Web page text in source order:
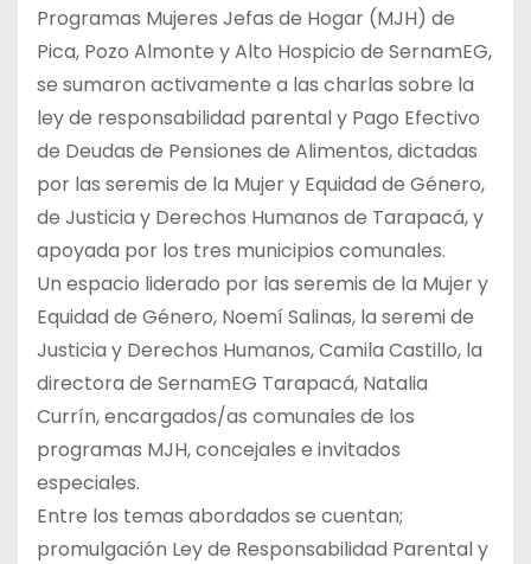
Programas Mujeres Jefas de Hogar (MJH) de
Pica, Pozo Almonte y Alto Hospicio de SernamEG,
se sumaron activamente a las charlas sobre la
ley de responsabilidad parental y Pago Efectivo
de Deudas de Pensiones de Alimentos, dictadas
por las seremis de la Mujer y Equidad de Género,
de Justicia y Derechos Humanos de Tarapacá, y
apoyada por los tres municipios comunales.
Un espacio liderado por las seremis de la Mujer y
Equidad de Género, Noemí Salinas, la seremi de
Justicia y Derechos Humanos, Camila Castillo, la
directora de SernamEG Tarapacá, Natalia
Currín, encargados/as comunales de los
programas MJH, concejales e invitados
especiales.
Entre los temas abordados se cuentan;
promulgación Ley de Responsabilidad Parental y